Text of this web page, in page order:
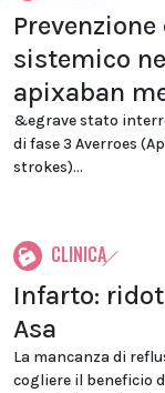
sistemico
apixaban
&egrave stato
di fase 3 Averroes
strokes)...
CLINICA
Infarto:
Asa
La mancanza di
cogliere il beneficio